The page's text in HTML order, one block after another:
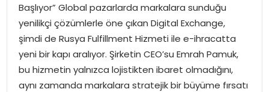
SIYASET
SPOR
TEKNOLOJI
Başlıyor” Global pazarlarda markalara sunduğu
yenilikçi çözümlerle öne çıkan Digital Exchange,
şimdi de Rusya Fulfillment Hizmeti ile e-ihracatta
yeni bir kapı aralıyor. Şirketin CEO’su Emrah Pamuk,
bu hizmetin yalnızca lojistikten ibaret olmadığını,
aynı zamanda markalara stratejik bir büyüme fırsatı